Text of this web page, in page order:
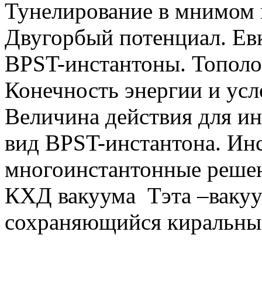
Тунелирование в мнимом
Двугорбый потенциал.
BPST-инстантоны.
Конечность энергии и
Величина действия для
вид BPST-инстантона.
многоинстантонные
КХД вакуума Тэта –в
сохраняющийся